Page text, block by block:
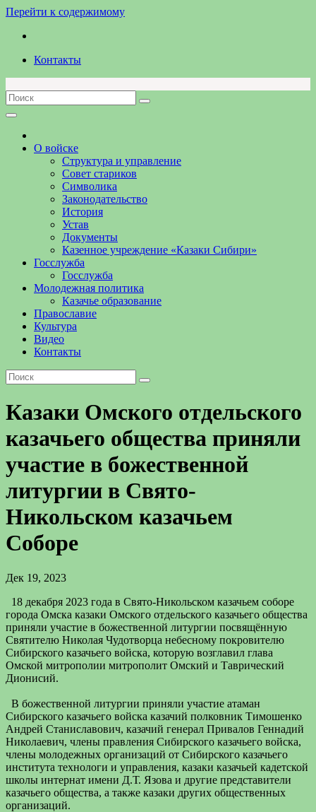
Перейти к содержимому
Контакты
О войске
Структура и управление
Совет стариков
Символика
Законодательство
История
Устав
Документы
Казенное учреждение «Казаки Сибири»
Госслужба
Госслужба
Молодежная политика
Казачье образование
Православие
Культура
Видео
Контакты
Казаки Омского отдельского
казачьего общества приняли
участие в божественной
литургии в Свято-
Никольском казачьем
Соборе
Дек 19, 2023
18 декабря 2023 года в Свято-Никольском казачьем соборе
города Омска казаки Омского отдельского казачьего общества
приняли участие в божественной литургии посвящённую
Святителю Николая Чудотворца небесному покровителю
Сибирского казачьего войска, которую возглавил глава
Омской митрополии митрополит Омский и Таврический
Дионисий.
В божественной литургии приняли участие атаман
Сибирского казачьего войска казачий полковник Тимошенко
Андрей Станиславович, казачий генерал Привалов Геннадий
Николаевич, члены правления Сибирского казачьего войска,
члены молодежных организаций от Сибирского казачьего
института технологи и управления, казаки казачьей кадетской
школы интернат имени Д.Т. Язова и другие представители
казачьего общества, а также казаки других общественных
организаций.